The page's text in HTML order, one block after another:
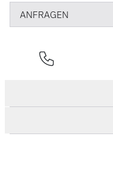
ANFRAGEN